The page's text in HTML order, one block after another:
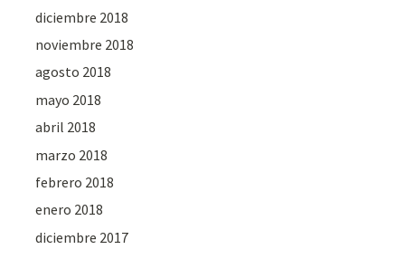
diciembre 2018
noviembre 2018
agosto 2018
mayo 2018
abril 2018
marzo 2018
febrero 2018
enero 2018
diciembre 2017